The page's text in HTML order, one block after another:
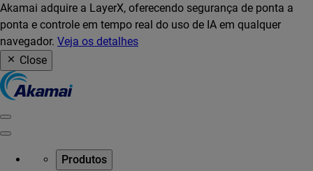
Akamai adquire a LayerX, oferecendo segurança de ponta a
ponta e controle em tempo real do uso de IA em qualquer
navegador. Veja os detalhes
Close
Produtos